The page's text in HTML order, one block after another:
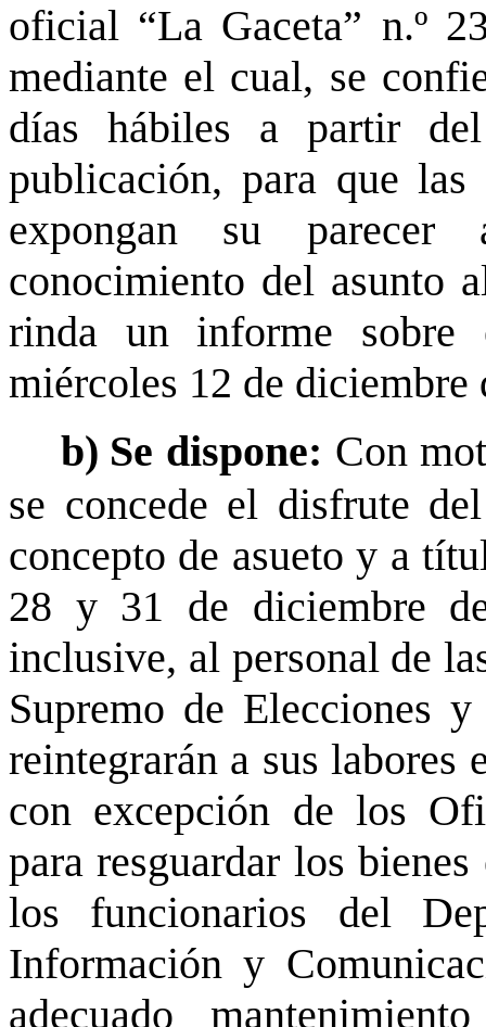
oficial “La Gaceta” n.º
mediante el cual, se
días hábiles a partir
publicación, para que
expongan su
conocimiento del asunto
rinda un informe
miércoles 12 de diciembre
b) Se dispone: Con
se concede el disfrute
concepto de asueto y a
28 y 31 de diciembre
inclusive, al personal de
Supremo de Elecciones
reintegrarán a sus labores
con excepción de los
para resguardar los
los funcionarios del
Información y
adecuado